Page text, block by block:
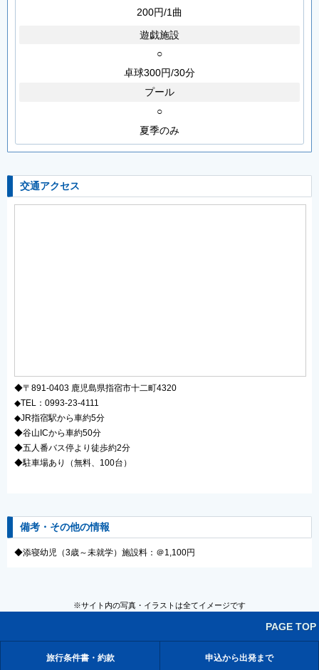
200円/1曲
遊戯施設
○
卓球300円/30分
プール
○
夏季のみ
交通アクセス
◆〒891-0403 鹿児島県指宿市十二町4320
◆TEL：0993-23-4111
◆JR指宿駅から車約5分
◆谷山ICから車約50分
◆五人番バス停より徒歩約2分
◆駐車場あり（無料、100台）
備考・その他の情報
◆添寝幼児（3歳～未就学）施設料：＠1,100円
PAGE TOP
※サイト内の写真・イラストは全てイメージです
旅行条件書・約款 申込から出発まで